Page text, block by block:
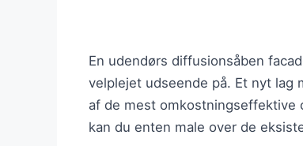
En udendørs diffusionsåben
velplejet udseende på. Et nyt lag
af de mest omkostningseffektive
kan du enten male over de